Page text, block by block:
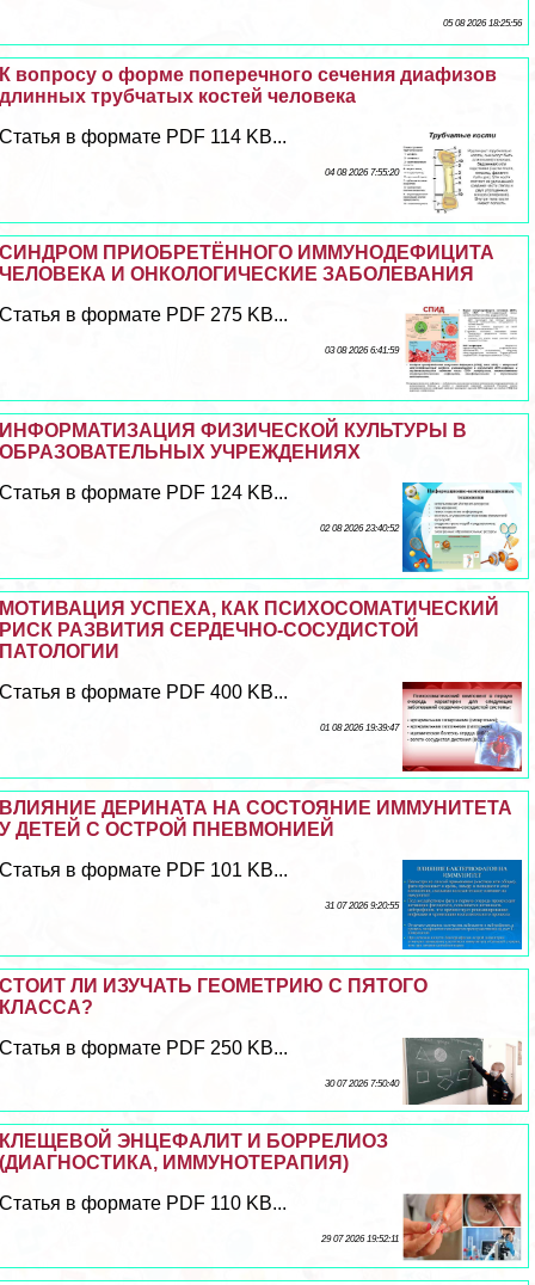
05 08 2026 18:25:56
К вопросу о форме поперечного сечения диафизов
длинных трубчатых костей человека
Статья в формате PDF 114 KB...
04 08 2026 7:55:20
СИНДРОМ ПРИОБРЕТЁННОГО ИММУНОДЕФИЦИТА
ЧЕЛОВЕКА И ОНКОЛОГИЧЕСКИЕ ЗАБОЛЕВАНИЯ
Статья в формате PDF 275 KB...
03 08 2026 6:41:59
ИНФОРМАТИЗАЦИЯ ФИЗИЧЕСКОЙ КУЛЬТУРЫ В
ОБРАЗОВАТЕЛЬНЫХ УЧРЕЖДЕНИЯХ
Статья в формате PDF 124 KB...
02 08 2026 23:40:52
МОТИВАЦИЯ УСПЕХА, КАК ПСИХОСОМАТИЧЕСКИЙ
РИСК РАЗВИТИЯ СЕРДЕЧНО-СОСУДИСТОЙ
ПАТОЛОГИИ
Статья в формате PDF 400 KB...
01 08 2026 19:39:47
ВЛИЯНИЕ ДЕРИНАТА НА СОСТОЯНИЕ ИММУНИТЕТА
У ДЕТЕЙ С ОСТРОЙ ПНЕВМОНИЕЙ
Статья в формате PDF 101 KB...
31 07 2026 9:20:55
СТОИТ ЛИ ИЗУЧАТЬ ГЕОМЕТРИЮ С ПЯТОГО
КЛАССА?
Статья в формате PDF 250 KB...
30 07 2026 7:50:40
КЛЕЩЕВОЙ ЭНЦЕФАЛИТ И БОРРЕЛИОЗ
(ДИАГНОСТИКА, ИММУНОТЕРАПИЯ)
Статья в формате PDF 110 KB...
29 07 2026 19:52:11